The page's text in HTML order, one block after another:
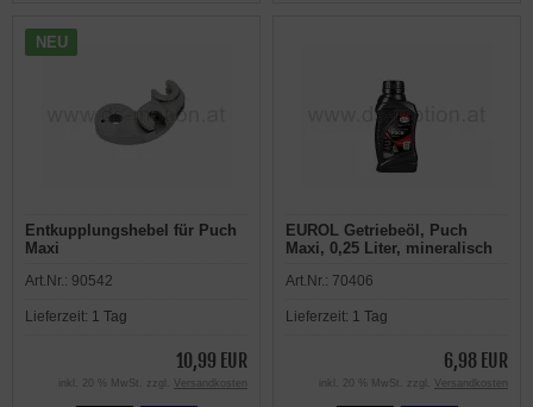
NEU
Entkupplungshebel für Puch
Maxi
Art.Nr.: 90542
Lieferzeit: 1 Tag
10,99 EUR
inkl. 20 % MwSt. zzgl. Versandkosten
EUROL Getriebeöl, Puch
Maxi, 0,25 Liter, mineralisch
Art.Nr.: 70406
Lieferzeit: 1 Tag
6,98 EUR
inkl. 20 % MwSt. zzgl. Versandkosten